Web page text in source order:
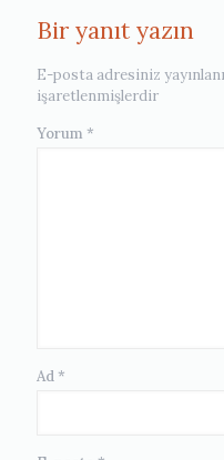
Bir yanıt yazın
E-posta adresiniz
işaretlenmişlerdir
Yorum *
Ad *